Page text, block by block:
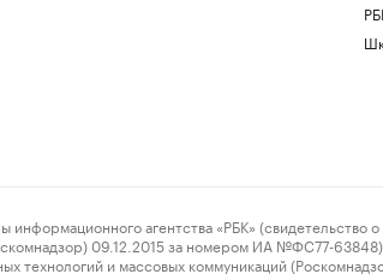
агентства «РБК» (свидетельство о
09.12.2015 за номером ИА №ФС77-63848)
технологий и массовых коммуникаций